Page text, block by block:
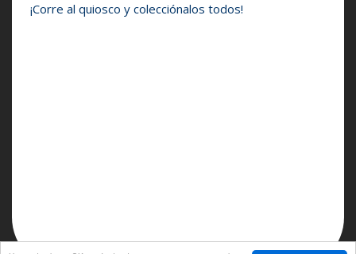
¡Corre al quiosco y colecciónalos todos!